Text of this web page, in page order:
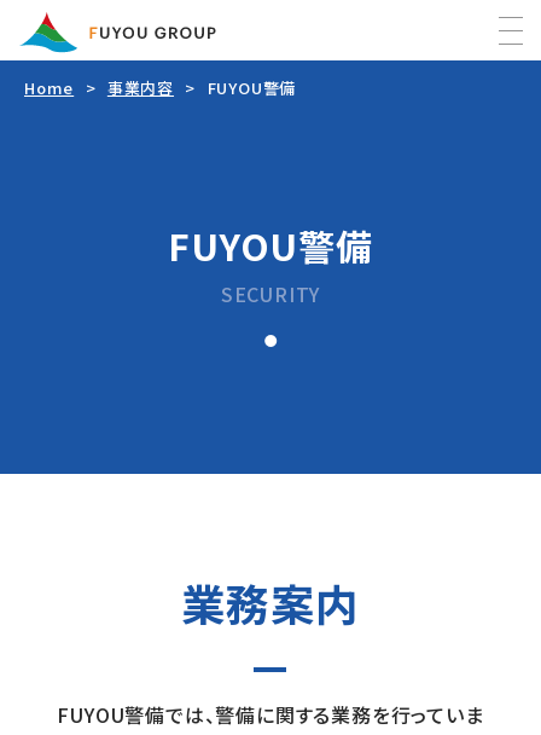
Home
FUYOUグループについて
FUYOU防災
事業所一覧・アクセス
地域貢献活動（CSR）
Home 事業内容 FUYOU警備
FUYOU警備
SECURITY
業務案内
FUYOU警備では、警備に関する業務を行っていま